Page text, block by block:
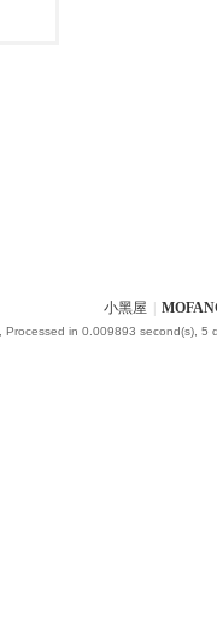
小黑屋
, Processed in 0.009893 second(s), 5